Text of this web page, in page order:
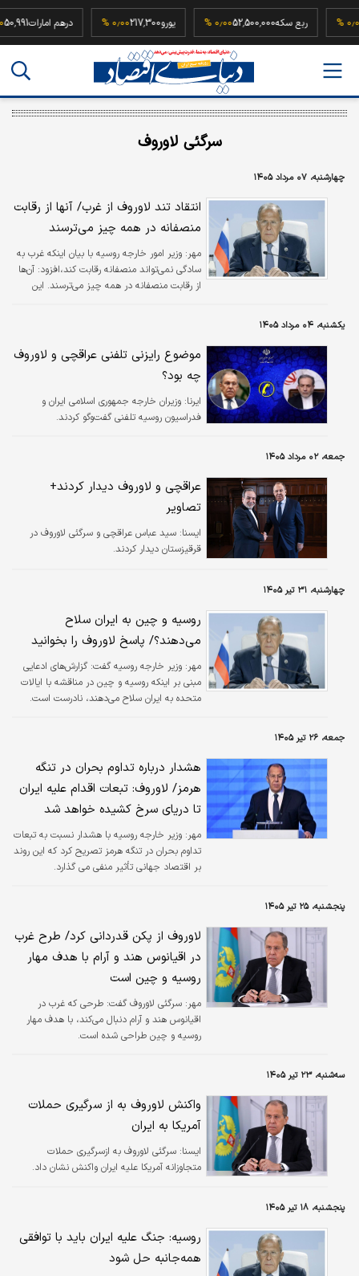
ربع سکه52,500,000 یورو217,300 درهم
سرگئی لاوروف
چهارشنبه، ۰۷ مرداد ۱۴۰۵
انتقاد تند لاوروف از غرب/ آنها از رقابت
منصفانه در همه چیز می‌ترسند
مهر: وزیر امور خارجه روسیه با بیان اینکه غرب به
سادگی نمی‌تواند منصفانه رقابت کند،افزود: آن‌ها
از رقابت منصفانه در همه چیز می‌ترسند. این
یکشنبه، ۰۴ مرداد ۱۴۰۵
موضوع رایزنی تلفنی عراقچی و لاوروف
چه بود؟
ایرنا: وزیران خارجه جمهوری اسلامی ایران و
فدراسیون روسیه تلفنی گفت‌وگو کردند.
جمعه، ۰۲ مرداد ۱۴۰۵
عراقچی و لاوروف دیدار کردند+
تصاویر
ايسنا: سید عباس عراقچی و سرگئی لاوروف در
قرقیزستان دیدار کردند.
چهارشنبه، ۳۱ تیر ۱۴۰۵
روسیه و چین به ایران سلاح
می‌دهند؟/ پاسخ لاوروف را بخوانید
مهر: وزیر خارجه روسیه گفت: گزارش‌های ادعایی
مبنی بر اینکه روسیه و چین در مناقشه با ایالات
متحده به ایران سلاح می‌دهند، نادرست است.
جمعه، ۲۶ تیر ۱۴۰۵
هشدار درباره تداوم بحران در تنگه
هرمز/ لاوروف: تبعات اقدام علیه ایران
تا دریای سرخ کشیده خواهد شد
مهر: وزیر خارجه روسیه با هشدار نسبت به تبعات
تداوم بحران در تنگه هرمز تصریح کرد که این روند
بر اقتصاد جهانی تأثیر منفی می گذارد.
پنجشنبه، ۲۵ تیر ۱۴۰۵
لاوروف از پکن قدردانی کرد/ طرح غرب
در اقیانوس هند و آرام با هدف مهار
روسیه و چین است
مهر: سرگئی لاوروف گفت: طرحی که غرب در
اقیانوس هند و آرام دنبال می‌کند، با هدف مهار
روسیه و چین طراحی شده است.
سه‌شنبه، ۲۳ تیر ۱۴۰۵
واکنش لاوروف به از سرگیری حملات
آمریکا به ایران
ايسنا: سرگئی لاوروف به ازسرگیری حملات
متجاوزانه آمریکا علیه ایران واکنش نشان داد.
پنجشنبه، ۱۸ تیر ۱۴۰۵
روسیه: جنگ علیه ایران باید با توافقی
همه‌جانبه حل شود